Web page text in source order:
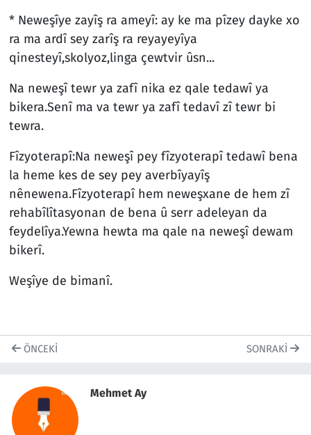
* Neweşîye zayîş ra ameyî: ay ke ma pîzey dayke xo
ra ma ardî sey zarîş ra reyayeyîya
qinesteyî,skolyoz,linga çewtvir ûsn...
Na neweşî tewr ya zafî nika ez qale tedawî ya
bikera.Senî ma va tewr ya zafî tedavî zî tewr bi
tewra.
Fîzyoterapî:Na neweşî pey fîzyoterapî tedawî bena
la heme kes de sey pey averbîyayîş
nênewena.Fîzyoterapî hem neweşxane de hem zî
rehabîlîtasyonan de bena û serr adeleyan da
feydelîya.Yewna hewta ma qale na neweşî dewam
bikerî.
Weşîye de bimanî.
ÖNCEKI SONRAKI
Mehmet Ay